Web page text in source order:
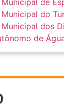
de
do
dos
de